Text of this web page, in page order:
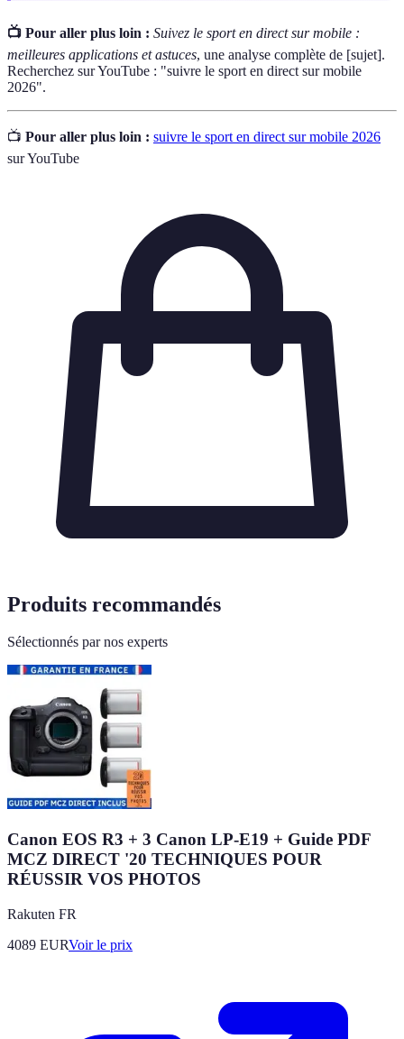
📺 Pour aller plus loin : Suivez le sport en direct sur mobile :
meilleures applications et astuces, une analyse complète de [sujet].
Recherchez sur YouTube : "suivre le sport en direct sur mobile
2026".
📺 Pour aller plus loin : suivre le sport en direct sur mobile 2026
sur YouTube
Produits recommandés
Sélectionnés par nos experts
Canon EOS R3 + 3 Canon LP-E19 + Guide PDF
MCZ DIRECT '20 TECHNIQUES POUR
RÉUSSIR VOS PHOTOS
Rakuten FR
4089 EURVoir le prix